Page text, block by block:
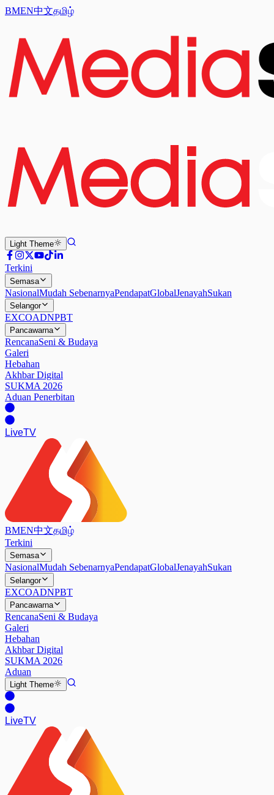
BMEN中文தமிழ்
Light Theme
Terkini
Semasa
NasionalMudah SebenarnyaPendapatGlobalJenayahSukan
Selangor
EXCOADNPBT
Pancawarna
RencanaSeni & Budaya
Galeri
Hebahan
Akhbar Digital
SUKMA 2026
Aduan Penerbitan
LiveTV
BMEN中文தமிழ்
Terkini
Semasa
NasionalMudah SebenarnyaPendapatGlobalJenayahSukan
Selangor
EXCOADNPBT
Pancawarna
RencanaSeni & Budaya
Galeri
Hebahan
Akhbar Digital
SUKMA 2026
Aduan
Light Theme
LiveTV